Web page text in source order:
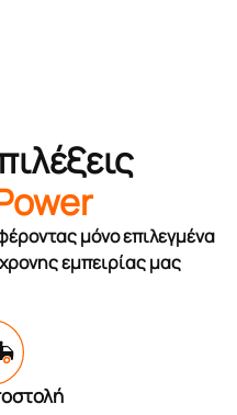
μόνο επιλεγμένα
εμπειρίας μας